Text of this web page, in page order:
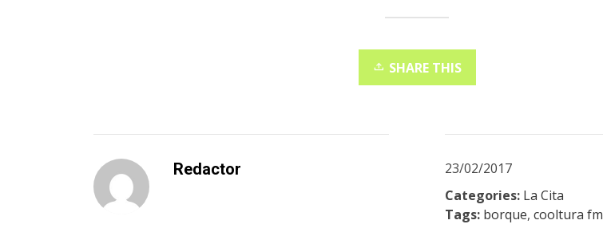
SHARE THIS
Redactor
23/02/2017
Categories: La Cita
Tags: borque,cooltura fm